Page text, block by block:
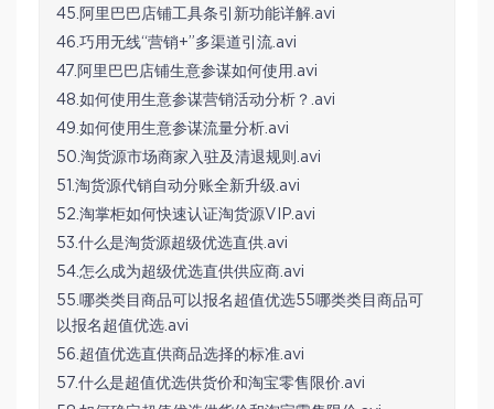
45.阿里巴巴店铺工具条引新功能详解.avi
46.巧用无线“营销+”多渠道引流.avi
47.阿里巴巴店铺生意参谋如何使用.avi
48.如何使用生意参谋营销活动分析？.avi
49.如何使用生意参谋流量分析.avi
50.淘货源市场商家入驻及清退规则.avi
51.淘货源代销自动分账全新升级.avi
52.淘掌柜如何快速认证淘货源VIP.avi
53.什么是淘货源超级优选直供.avi
54.怎么成为超级优选直供供应商.avi
55.哪类类目商品可以报名超值优选55哪类类目商品可
以报名超值优选.avi
56.超值优选直供商品选择的标准.avi
57.什么是超值优选供货价和淘宝零售限价.avi